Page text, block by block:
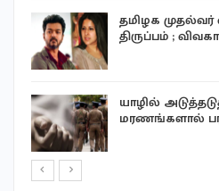
தமிழக முதல்வர்
திருப்பம் ;
யாழில்
மரணங்களால்